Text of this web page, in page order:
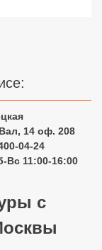
14 оф. 208
04-24
Вс 11:00-16:00
с